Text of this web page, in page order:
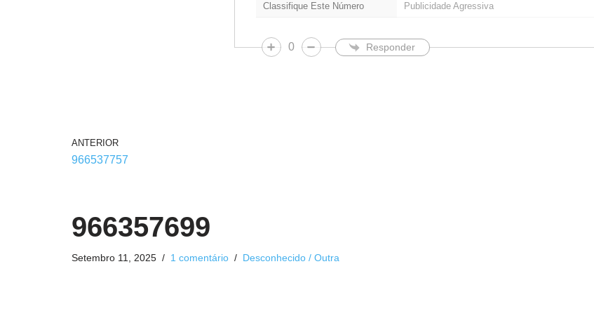
Classifique Este Número Publicidade Agressiva
0 Responder
ANTERIOR
966537757
966357699
Setembro 11, 2025 1 comentário Desconhecido / Outra